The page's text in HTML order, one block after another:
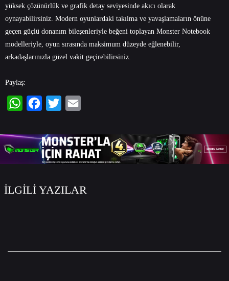
yüksek çözünürlük ve grafik detay seviyesinde akıcı olarak
oynayabilirsiniz. Modern oyunlardaki takılma ve yavaşlamaların önüne
geçen güçlü donanım bileşenleriyle beğeni toplayan Monster Notebook
modelleriyle, oyun sırasında maksimum düzeyde eğlenebilir,
arkadaşlarınızla güzel vakit geçirebilirsiniz.
Paylaş:
İLGİLİ YAZILAR